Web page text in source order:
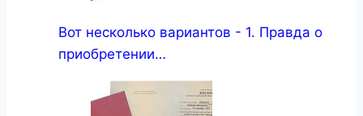
Вот несколько вариантов - 1. Правда о
приобретении…